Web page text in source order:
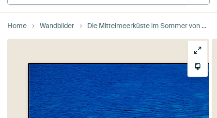
Home Wandbilder Die Mittelmeerküste im Sommer von Sjoerd van der Wal Fotografie